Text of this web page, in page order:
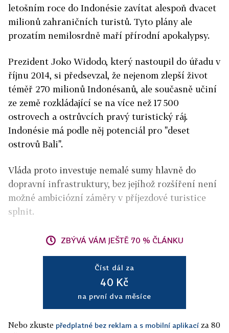
letošním roce do Indonésie zavítat alespoň dvacet
milionů zahraničních turistů. Tyto plány ale
prozatím nemilosrdně maří přírodní apokalypsy.
Prezident Joko Widodo, který nastoupil do úřadu v
říjnu 2014, si předsevzal, že nejenom zlepší život
téměř 270 milionů Indonésanů, ale současně učiní
ze země rozkládající se na více než 17 500
ostrovech a ostrůvcích pravý turistický ráj.
Indonésie má podle něj potenciál pro "deset
ostrovů Bali".
Vláda proto investuje nemalé sumy hlavně do
dopravní infrastruktury, bez jejíhož rozšíření není
možné ambiciózní záměry v příjezdové turistice
splnit.
ZBÝVÁ VÁM JEŠTĚ 70 % ČLÁNKU
Číst dál za
40 Kč
na první dva měsíce
Nebo zkuste předplatné bez reklam a s mobilní aplikací za 80